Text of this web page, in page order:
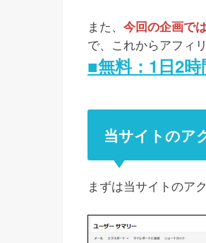
また、 今回の企画で
で、これからアフィ
■無料：1日2
当サイトのア
まずは当サイトのア